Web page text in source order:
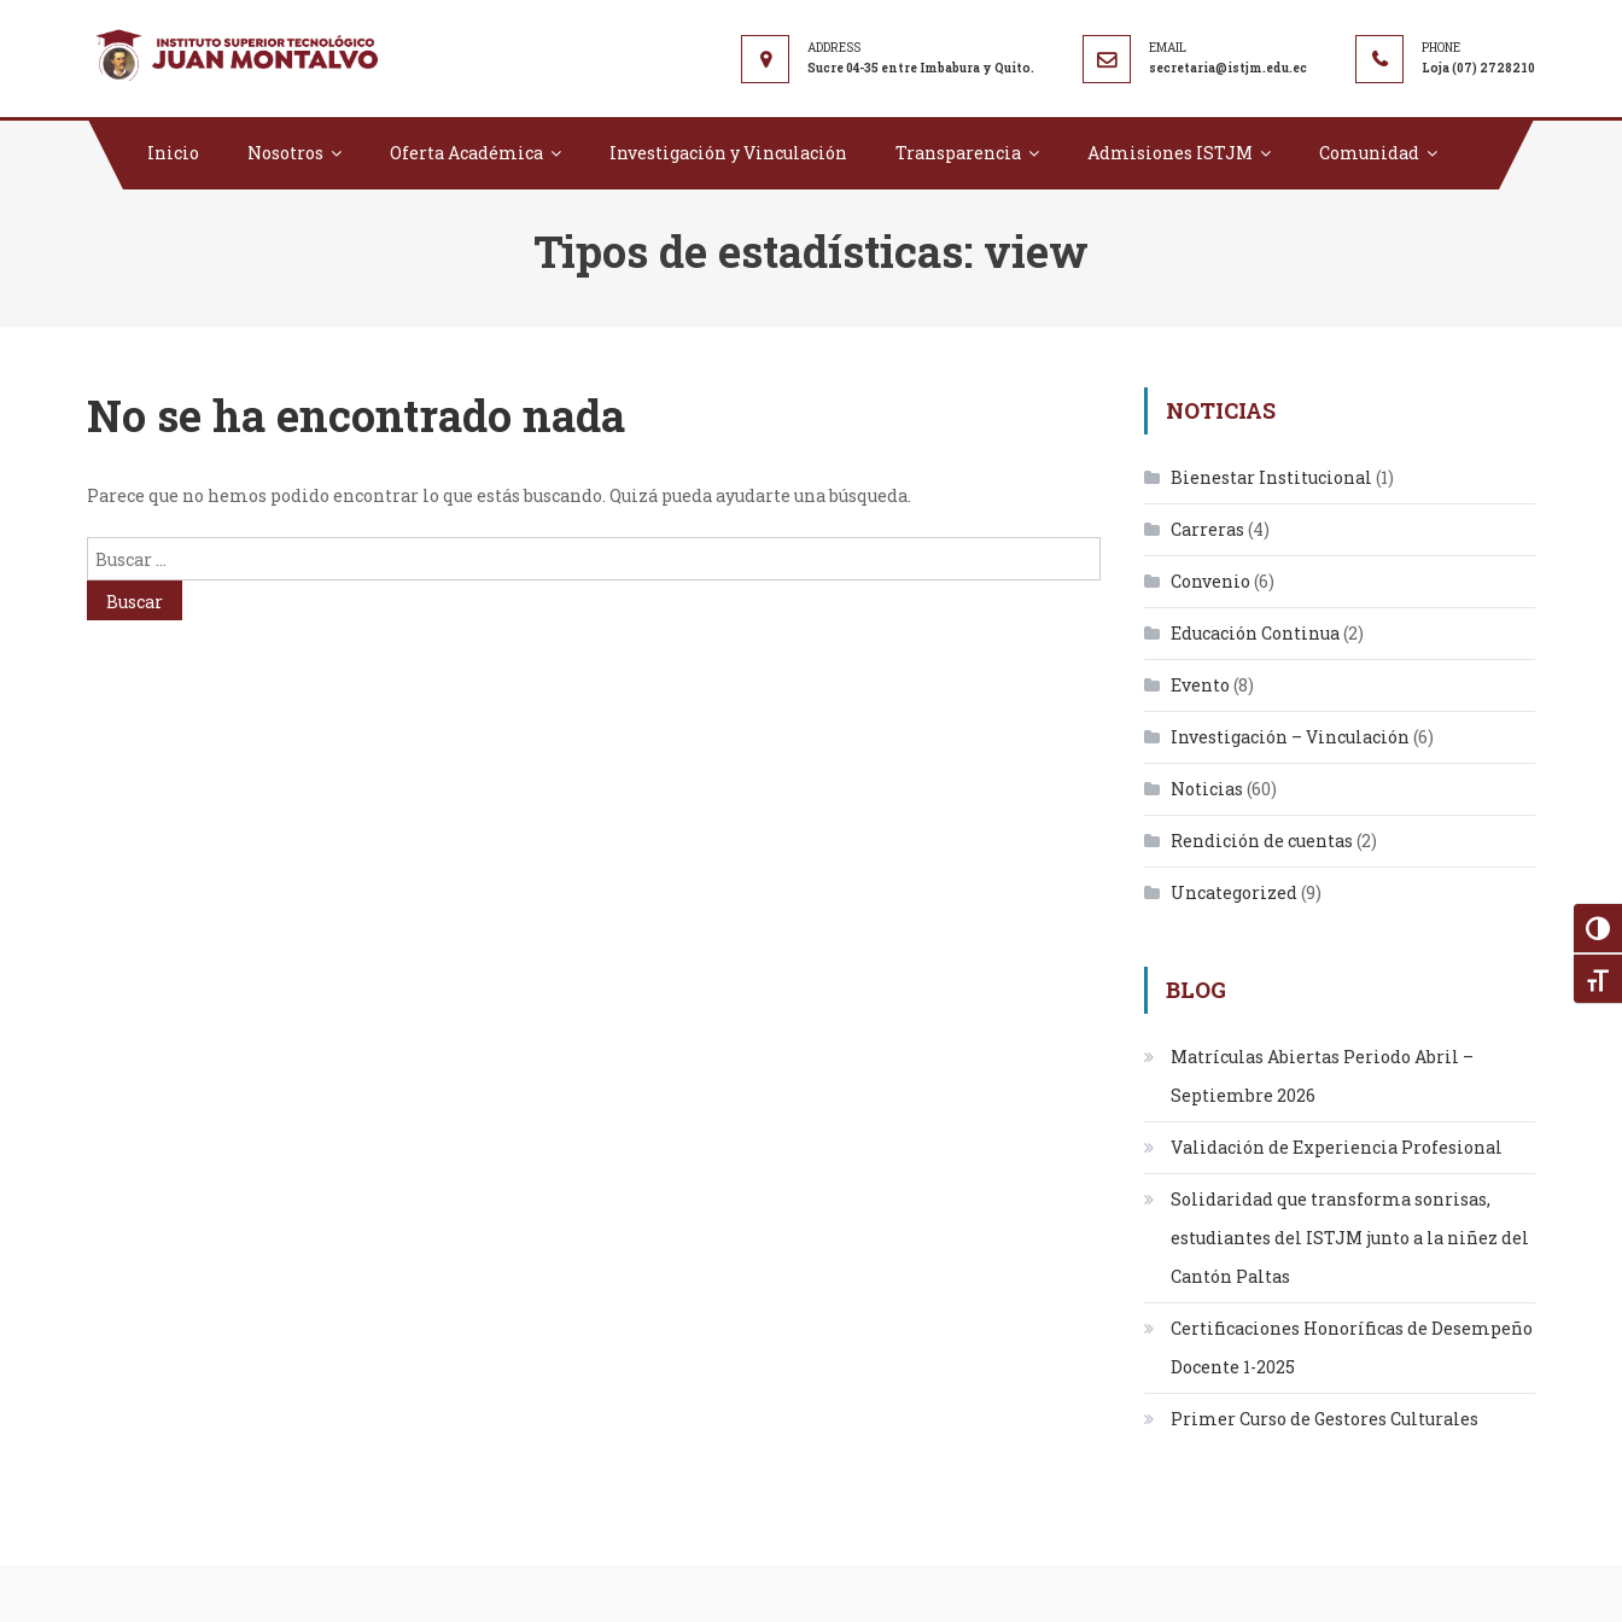
Instituto Superior Tecnológico "Juan Montalvo"
Sucre 04-35 entre Imbabura y Quito. secretaria@istjm.edu.ec Loja (07) 2728210
Inicio Nosotros Oferta Académica Investigación y Vinculación Transparencia Admisiones ISTJM Comunidad
Tipos de estadísticas: view
No se ha encontrado nada
Parece que no hemos podido encontrar lo que estás buscando. Quizá pueda ayudarte una búsqueda.
Buscar:
NOTICIAS
Bienestar Institucional (1)
Carreras (4)
Convenio (6)
Educación Continua(2)
Evento (8)
Investigación – Vinculación (6)
Noticias (60)
Rendición de cuentas (2)
Uncategorized(9)
BLOG
Matrículas Abiertas Periodo Abril –
Septiembre 2026
Validación de Experiencia Profesional
Solidaridad que transforma sonrisas,
estudiantes del ISTJM junto a la niñez del
Cantón Paltas
Certificaciones Honoríficas de Desempeño
Docente 1-2025
Primer Curso de Gestores Culturales